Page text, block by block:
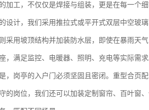
加工，不仅仅是焊接与组装，更是在每一个细
设计，我们采用推拉式或平开式双层中空玻
采用坡顶结构并加装防水层，即使在暴雨天
，满足监控、电暖器、照明、充电等实际需求
，岗亭的入户门必须坚固且密闭。重型合页
的岗位，我们还可以加装定制窗帘、百叶窗